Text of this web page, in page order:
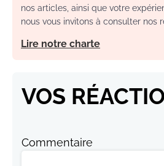
nos articles, ainsi que votre
nous vous invitons à consulter nos
Lire notre charte
VOS
Commentaire